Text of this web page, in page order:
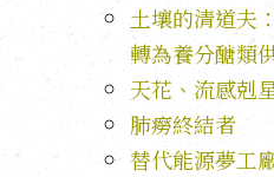
土壤的清道夫
轉為養分醣類
天花、流感剋
肺癆終結者
替代能源夢工